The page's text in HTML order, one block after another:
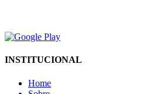
INSTITUCIONAL
Home